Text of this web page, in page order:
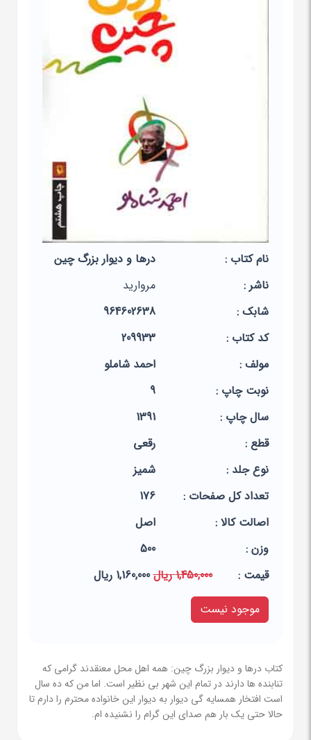
نام کتاب :
درها و دیوار بزرگ چین
ناشر :
مروارید
شابک :
964602638
کد کتاب :
209933
مولف :
احمد شاملو
نوبت چاپ :
9
سال چاپ :
1391
قطع :
رقعی
نوع جلد :
شمیز
تعداد کل صفحات :
176
اصالت کالا :
اصل
وزن :
500
قيمت :
1,450,000 ریال
1,160,000 ریال
موجود نیست
کتاب درها و دیوار بزرگ چین: همه اهل محل معنقدند گرامی که
تنابنده ها دارند در تمام این شهر بی نظیر است. اما من که ده سال
است افتخار همسایه گی دیوار به دیوار این خانواده محترم را دارم تا
حالا حتی یک بار هم صدای این گرام را نشنیده ام.